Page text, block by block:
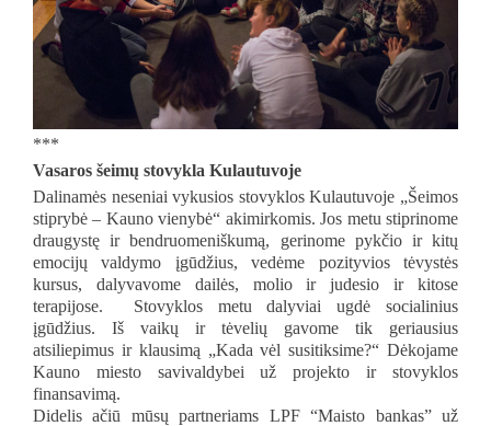
***
Vasaros šeimų stovykla Kulautuvoje
Dalinamės neseniai vykusios stovyklos Kulautuvoje „Šeimos
stiprybė – Kauno vienybė“ akimirkomis. Jos metu stiprinome
draugystę ir bendruomeniškumą, gerinome pykčio ir kitų
emocijų valdymo įgūdžius, vedėme pozityvios tėvystės
kursus, dalyvavome dailės, molio ir judesio ir kitose
terapijose. Stovyklos metu dalyviai ugdė socialinius
įgūdžius. Iš vaikų ir tėvelių gavome tik geriausius
atsiliepimus ir klausimą „Kada vėl susitiksime?“ Dėkojame
Kauno miesto savivaldybei už projekto ir stovyklos
finansavimą.
Didelis ačiū mūsų partneriams LPF “Maisto bankas” už